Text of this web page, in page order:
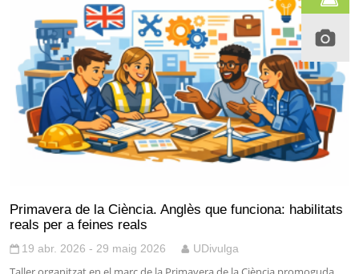
Primavera de la Ciència. Anglès que funciona: habilitats
reals per a feines reals
19 abr. 2026 - 29 maig 2026 UDivulga